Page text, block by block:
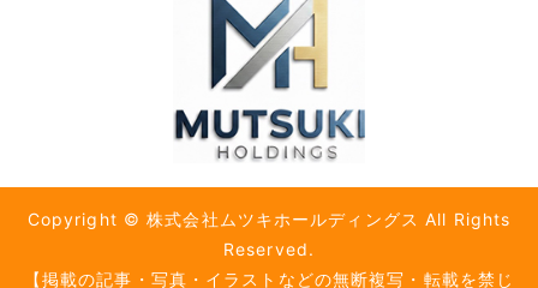
Copyright © 株式会社ムツキホールディングス All Rights
Reserved.
【掲載の記事・写真・イラストなどの無断複写・転載を禁じ